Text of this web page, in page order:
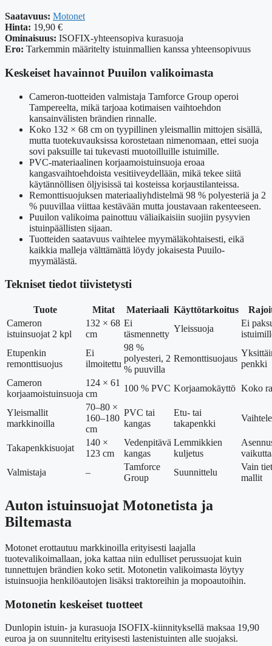
Saatavuus: Motonet
Hinta: 19,90 €
Ominaisuus: ISOFIX-yhteensopiva kurasuoja
Ero: Tarkemmin määritelty istuinmallien kanssa yhteensopivuus
Keskeiset havainnot Puuilon valikoimasta
Cameron-tuotteiden valmistaja Tamforce Group operoi
Tampereelta, mikä tarjoaa kotimaisen vaihtoehdon
kansainvälisten brändien rinnalle.
Koko 132 × 68 cm on tyypillinen yleismallin mittojen sisällä,
mutta tuotekuvauksissa korostetaan nimenomaan, ettei suoja
sovi paksuille tai tukevasti muotoilluille istuimille.
PVC-materiaalinen korjaamoistuinsuoja eroaa
kangasvaihtoehdoista vesitiiveydellään, mikä tekee siitä
käytännöllisen öljyisissä tai kosteissa korjaustilanteissa.
Remonttisuojuksen materiaaliyhdistelmä 98 % polyesteriä ja 2
% puuvillaa viittaa kestävään mutta joustavaan rakenteeseen.
Puuilon valikoima painottuu väliaikaisiin suojiin pysyvien
istuinpäällisten sijaan.
Tuotteiden saatavuus vaihtelee myymäläkohtaisesti, eikä
kaikkia malleja välttämättä löydy jokaisesta Puuilo-
myymälästä.
Tekniset tiedot tiivistetysti
Tuote Mitat Materiaali Käyttötarkoitus
Cameron
istuinsuojat 2 kpl
132 × 68
cm
Ei
täsmennetty
Yleissuoja
Ei
Etupenkin
remonttisuojus
Ei
ilmoitettu
98 %
polyesteri, 2
% puuvilla
Remonttisuojaus
penkki
Cameron
korjaamoistuinsuoja
124 × 61
cm
100 % PVC Korjaamokäyttö Koko
Yleismallit
markkinoilla
70–80 ×
160–180
cm
PVC tai
kangas
Etu- tai
takapenkki
Takapenkkisuojat
140 ×
123 cm
Vedenpitävä
kangas
Lemmikkien
kuljetus
Valmistaja
–
Tamforce
Group
Suunnittelu
Vain
mallit
Auton istuinsuojat Motonetista ja
Biltemasta
Motonet erottautuu markkinoilla erityisesti laajalla
tuotevalikoimallaan, joka kattaa niin edulliset perussuojat kuin
tunnettujen brändien koko setit. Motonetin valikoimasta löytyy
istuinsuojia henkilöautojen lisäksi traktoreihin ja mopoautoihin.
Motonetin keskeiset tuotteet
Dunlopin istuin- ja kurasuoja ISOFIX-kiinnityksellä maksaa 19,90
euroa ja on suunniteltu erityisesti lastenistuinten alle suojaksi.